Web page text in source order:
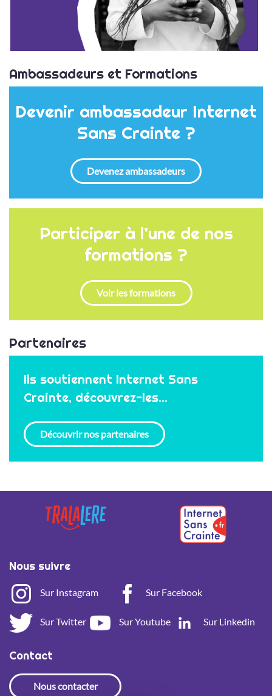
Ambassadeurs et Formations
Devenir ambassadeur Internet
Sans Crainte ?
Devenez ambassadeurs
Participer à l’une de nos
formations ?
Voir les formations
Partenaires
Ils soutiennent Internet Sans
Crainte, découvrez-les...
Découvrir nos partenaires
Contact
Nous contacter
Nous suivre
Sur Instagram Sur Facebook
Sur Twitter Sur Youtube Sur Linkedin